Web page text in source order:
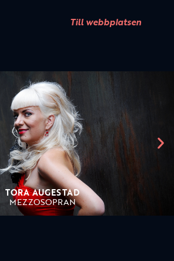
Till webbplatsen
TORA AUGESTAD
MEZZOSOPRAN